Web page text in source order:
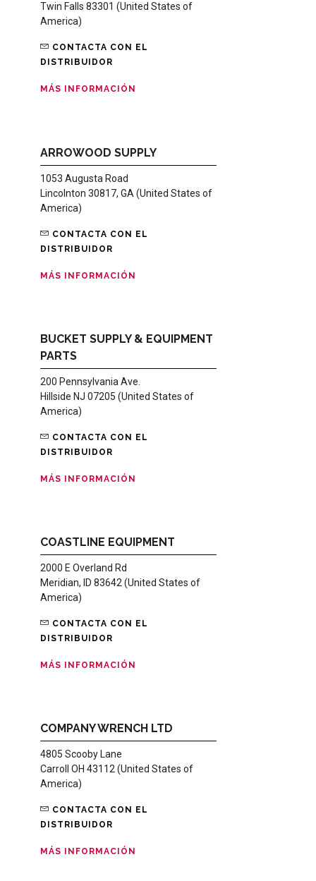
Twin Falls 83301 (United States of
America)
CONTACTA CON EL
DISTRIBUIDOR
MÁS INFORMACIÓN
ARROWOOD SUPPLY
1053 Augusta Road
Lincolnton 30817, GA (United States of
America)
CONTACTA CON EL
DISTRIBUIDOR
MÁS INFORMACIÓN
BUCKET SUPPLY & EQUIPMENT
PARTS
200 Pennsylvania Ave.
Hillside NJ 07205 (United States of
America)
CONTACTA CON EL
DISTRIBUIDOR
MÁS INFORMACIÓN
COASTLINE EQUIPMENT
2000 E Overland Rd
Meridian, ID 83642 (United States of
America)
CONTACTA CON EL
DISTRIBUIDOR
MÁS INFORMACIÓN
COMPANY WRENCH LTD
4805 Scooby Lane
Carroll OH 43112 (United States of
America)
CONTACTA CON EL
DISTRIBUIDOR
MÁS INFORMACIÓN